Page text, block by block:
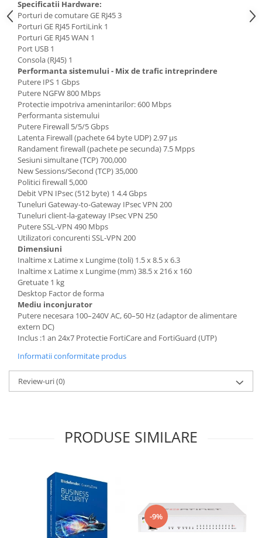
Specificatii Hardware:
Porturi de comutare GE RJ45 3
Porturi GE RJ45 FortiLink 1
Porturi GE RJ45 WAN 1
Port USB 1
Consola (RJ45) 1
Performanta sistemului - Mix de trafic intreprindere
Putere IPS 1 Gbps
Putere NGFW 800 Mbps
Protectie impotriva amenintarilor: 600 Mbps
Performanta sistemului
Putere Firewall 5/5/5 Gbps
Latenta Firewall (pachete 64 byte UDP) 2.97 μs
Randament firewall (pachete pe secunda) 7.5 Mpps
Sesiuni simultane (TCP) 700,000
New Sessions/Second (TCP) 35,000
Politici firewall 5,000
Debit VPN IPsec (512 byte) 1 4.4 Gbps
Tuneluri Gateway-to-Gateway IPsec VPN 200
Tuneluri client-la-gateway IPsec VPN 250
Putere SSL-VPN 490 Mbps
Utilizatori concurenti SSL-VPN 200
Dimensiuni
Inaltime x Latime x Lungime (toli) 1.5 x 8.5 x 6.3
Inaltime x Latime x Lungime (mm) 38.5 x 216 x 160
Gretuate 1 kg
Desktop Factor de forma
Mediu inconjurator
Putere necesara 100–240V AC, 60–50 Hz (adaptor de alimentare
extern DC)
Inclus :1 an 24x7 Protectie FortiCare and FortiGuard (UTP)
Informatii conformitate produs
Review-uri(0)
PRODUSE SIMILARE
-9%